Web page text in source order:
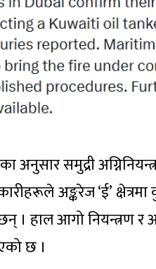
अनुसार समुद्री
अङ्करेज ‘ई’
। हाल आगो नियन्त्रण
छ ।